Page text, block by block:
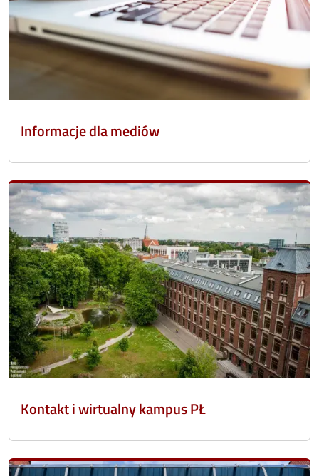
Informacje dla mediów
Kontakt i wirtualny kampus PŁ